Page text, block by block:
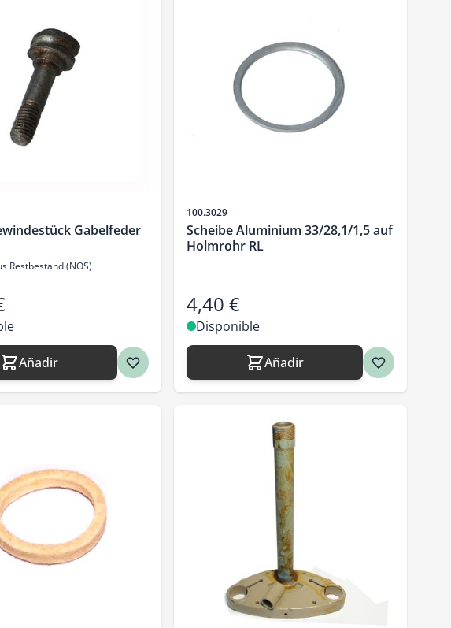
Gabelfeder
Restbestand (NOS)
Añadir
SKU
100.3029
Scheibe Aluminium 33/28,1/1,5 auf
Holmrohr RL
4,40 €
Disponible
Añadir